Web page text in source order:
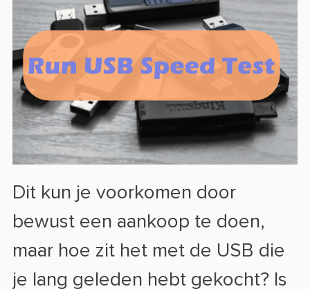
Dit kun je voorkomen door
bewust een aankoop te doen,
maar hoe zit het met de USB die
je lang geleden hebt gekocht? Is